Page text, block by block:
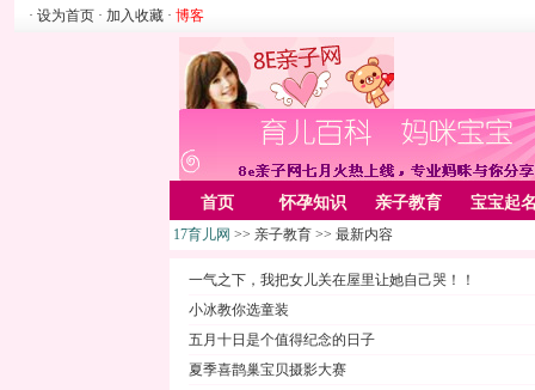
· 设为首页 · 加入收藏 · 博客
首页 怀孕知识 亲子教育 宝宝起
家居 亲子游戏 美容化装
17育儿网 >> 亲子教育 >> 最新内容
一气之下，我把女儿关在屋里让她自己哭！！
小冰教你选童装
五月十日是个值得纪念的日子
夏季喜鹊巢宝贝摄影大赛